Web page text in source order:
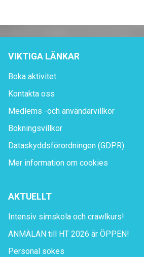
VIKTIGA LÄNKAR
Boka aktivitet
Kontakta oss
Medlems -och användarvillkor
Bokningsvillkor
Dataskyddsförordningen (GDPR)
Mer information om cookies
AKTUELLT
Intensiv simskola och crawlkurs!
ANMÄLAN till HT 2026 är ÖPPEN!
Personal sökes